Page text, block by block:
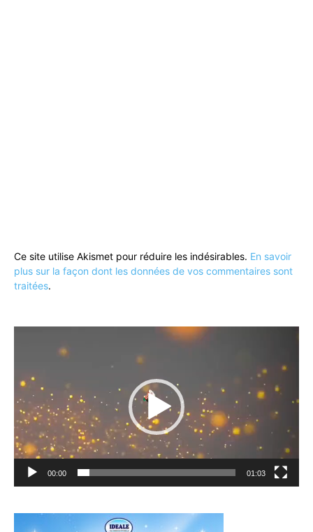
Ce site utilise Akismet pour réduire les indésirables. En savoir
plus sur la façon dont les données de vos commentaires sont
traitées.
00:00 01:03